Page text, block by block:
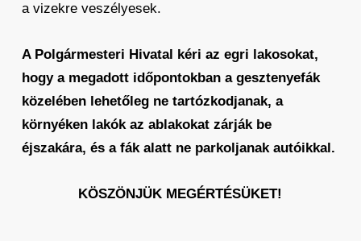
a vizekre veszélyesek.
A Polgármesteri Hivatal kéri az egri lakosokat,
hogy a megadott időpontokban a gesztenyefák
közelében lehetőleg ne tartózkodjanak, a
környéken lakók az ablakokat zárják be
éjszakára, és a fák alatt ne parkoljanak autóikkal.
KÖSZÖNJÜK MEGÉRTÉSÜKET!